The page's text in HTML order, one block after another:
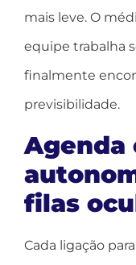
mais leve. O
equipe trabalha
finalmente
previsibilidade.
Agenda
filas
Cada ligação